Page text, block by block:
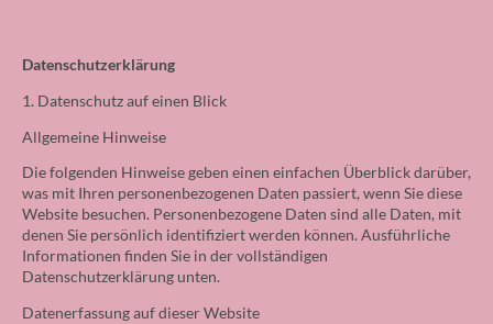
Datenschutzerklärung
1. Datenschutz auf einen Blick
Allgemeine Hinweise
Die folgenden Hinweise geben einen einfachen Überblick darüber,
was mit Ihren personenbezogenen Daten passiert, wenn Sie diese
Website besuchen. Personenbezogene Daten sind alle Daten, mit
denen Sie persönlich identifiziert werden können. Ausführliche
Informationen finden Sie in der vollständigen
Datenschutzerklärung unten.
Datenerfassung auf dieser Website